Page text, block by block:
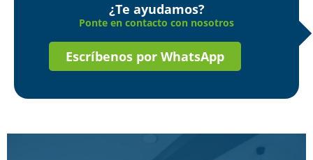
¿Te ayudamos?
Ponte en contacto con nosotros
Escríbenos por WhatsApp